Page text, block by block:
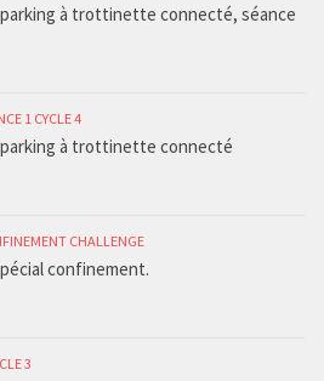
à trottinette connecté, séance
1 CYCLE 4
à trottinette connecté
CHALLENGE
confinement.
3